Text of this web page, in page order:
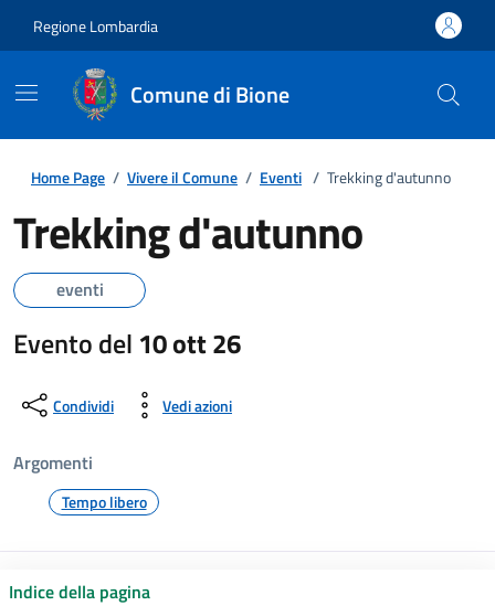
Regione Lombardia
Comune di Bione
Home Page / Vivere il Comune / Eventi / Trekking d'autunno
Trekking d'autunno
eventi
Evento del 10 ott 26
Condividi Vedi azioni
Argomenti
Tempo libero
Indice della pagina